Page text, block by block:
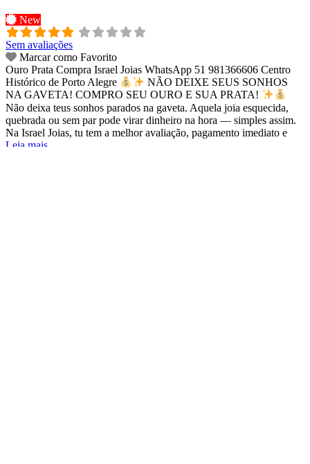
New
Sem avaliações
Marcar como Favorito
Ouro Prata Compra Israel Joias WhatsApp 51 981366606 Centro
Histórico de Porto Alegre
NÃO DEIXE SEUS SONHOS
NA GAVETA! COMPRO SEU OURO E SUA PRATA!
Não deixa teus sonhos parados na gaveta. Aquela joia esquecida,
quebrada ou sem par pode virar dinheiro na hora — simples assim.
Na Israel Joias, tu tem a melhor avaliação, pagamento imediato e
Leia mais...